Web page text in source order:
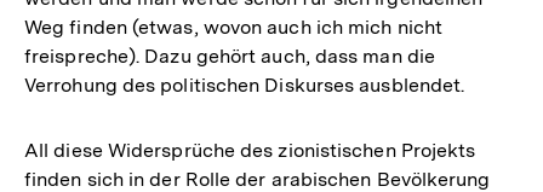
Weg finden (etwas, wovon auch ich mich nicht
freispreche). Dazu gehört auch, dass man die
Verrohung des politischen Diskurses ausblendet.
All diese Widersprüche des zionistischen Projekts
finden sich in der Rolle der arabischen Bevölkerung